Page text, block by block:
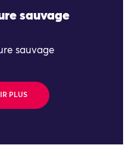
sauvage
sauvage
PLUS